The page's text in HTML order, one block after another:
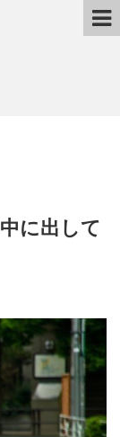
に出して